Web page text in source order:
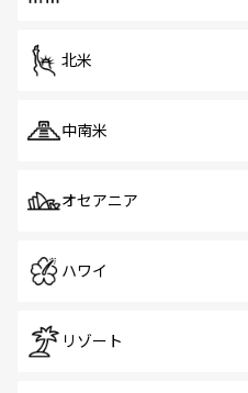
北米
中南米
オセアニア
ハワイ
リゾート